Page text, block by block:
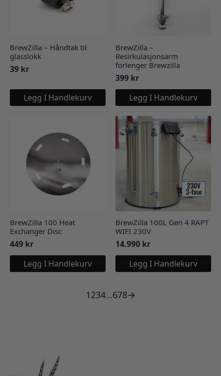
BrewZilla – Håndtak til
glasslokk
39 kr
Legg I Handlekurv
BrewZilla –
Resirkulasjonsarm
forlenger Brewzilla
399 kr
Legg I Handlekurv
BrewZilla 100 Heat
Exchanger Disc
449 kr
Legg I Handlekurv
BrewZilla 100L Gen 4 RAPT
WIFI 230V
14.990 kr
Legg I Handlekurv
1234…678→